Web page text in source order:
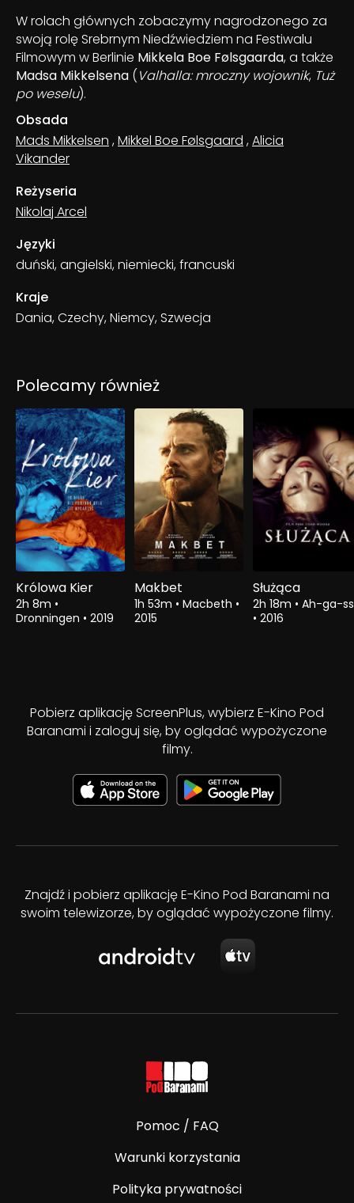
W rolach głównych zobaczymy nagrodzonego za
swoją rolę Srebrnym Niedźwiedziem na Festiwalu
Filmowym w Berlinie Mikkela Boe Følsgaarda, a także
Madsa Mikkelsena (Valhalla: mroczny wojownik, Tuż
po weselu).
Obsada
Mads Mikkelsen ,Mikkel Boe Følsgaard ,Alicia
Vikander
Reżyseria
Nikolaj Arcel
Języki
duński, angielski, niemiecki, francuski
Kraje
Dania, Czechy, Niemcy, Szwecja
Polecamy również
Królowa Kier
2h 8m •
Dronningen • 2019
Makbet
1h 53m • Macbeth •
2015
Służąca
2h 18m • Ah-ga-
• 2016
Pobierz aplikację ScreenPlus, wybierz E-Kino Pod
Baranami i zaloguj się, by oglądać wypożyczone
filmy.
Znajdź i pobierz aplikację E-Kino Pod Baranami na
swoim telewizorze, by oglądać wypożyczone filmy.
Pomoc / FAQ
Warunki korzystania
Polityka prywatności